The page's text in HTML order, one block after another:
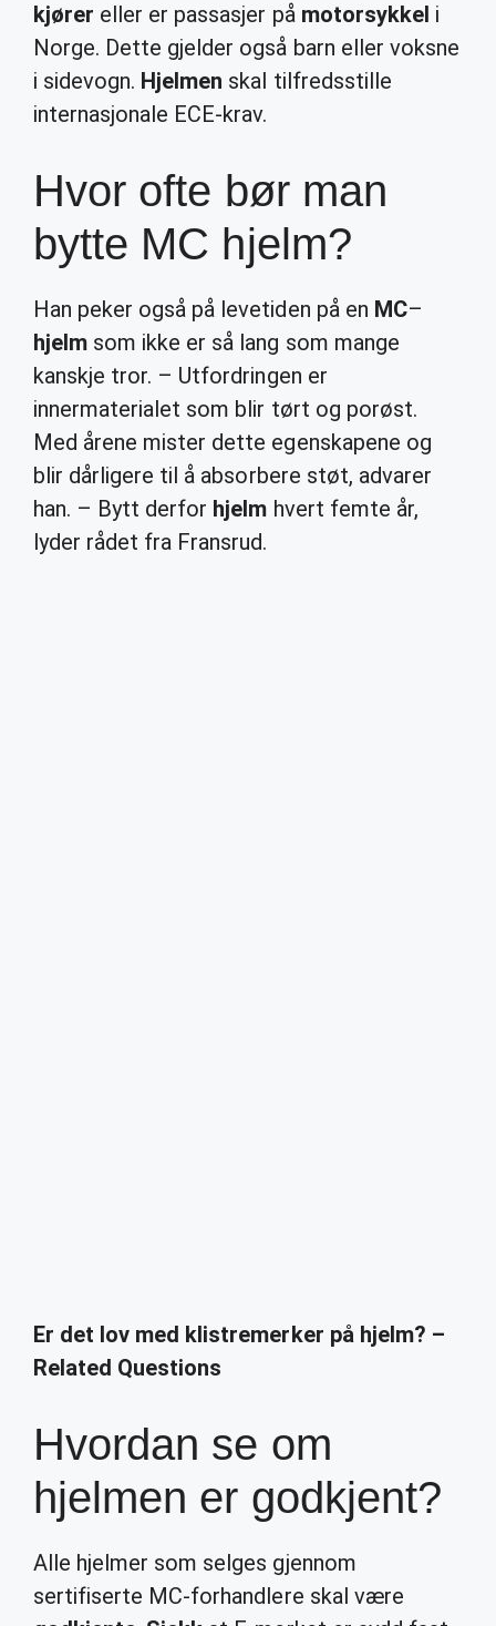
kjører eller er passasjer på motorsykkel i
Norge. Dette gjelder også barn eller voksne
i sidevogn. Hjelmen skal tilfredsstille
internasjonale ECE-krav.
Hvor ofte bør man
bytte MC hjelm?
Han peker også på levetiden på en MC–
hjelm som ikke er så lang som mange
kanskje tror. – Utfordringen er
innermaterialet som blir tørt og porøst.
Med årene mister dette egenskapene og
blir dårligere til å absorbere støt, advarer
han. – Bytt derfor hjelm hvert femte år,
lyder rådet fra Fransrud.
Er det lov med klistremerker på hjelm? –
Related Questions
Hvordan se om
hjelmen er godkjent?
Alle hjelmer som selges gjennom
sertifiserte MC-forhandlere skal være